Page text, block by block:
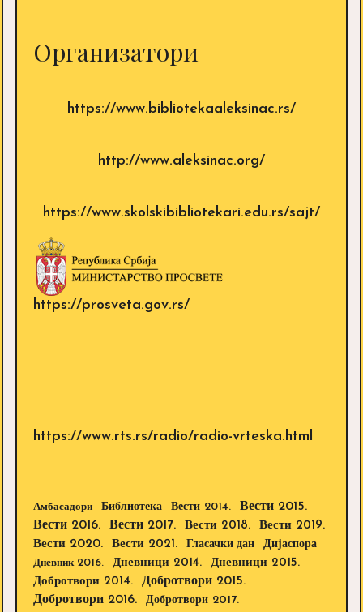
Организатори
https://www.bibliotekaaleksinac.rs/
http://www.aleksinac.org/
https://www.skolskibibliotekari.edu.rs/sajt/
https://prosveta.gov.rs/
https://www.rts.rs/radio/radio-vrteska.html
Амбасадори Библиотека Вести 2014.
Вести 2015.
Вести 2016.
Вести 2017. Вести 2018.
Вести 2019.
Вести 2020.
Вести 2021. Гласачки дан Дијаспора
Дневник 2016. Дневници 2014.
Дневници 2015.
Добротвори 2014.
Добротвори 2015.
Добротвори 2016.
Добротвори 2017.